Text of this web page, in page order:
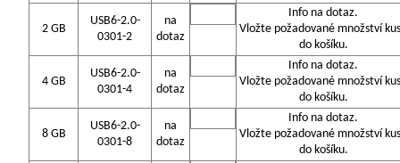
2 GB
USB6-2.0-
0301-2
na
dotaz
Info na dotaz.
Vložte požadované množství
do košíku.
4 GB
USB6-2.0-
0301-4
na
dotaz
Info na dotaz.
Vložte požadované množství
do košíku.
8 GB
USB6-2.0-
0301-8
na
dotaz
Info na dotaz.
Vložte požadované množství
do košíku.